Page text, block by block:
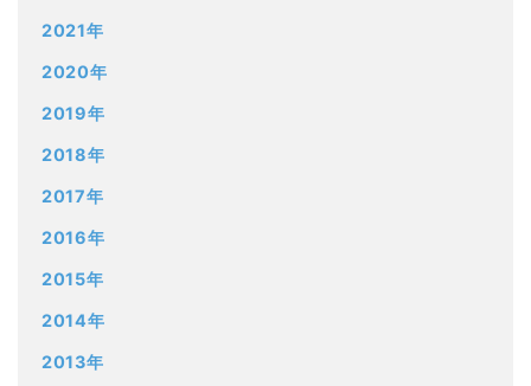
2021年
2020年
2019年
2018年
2017年
2016年
2015年
2014年
2013年